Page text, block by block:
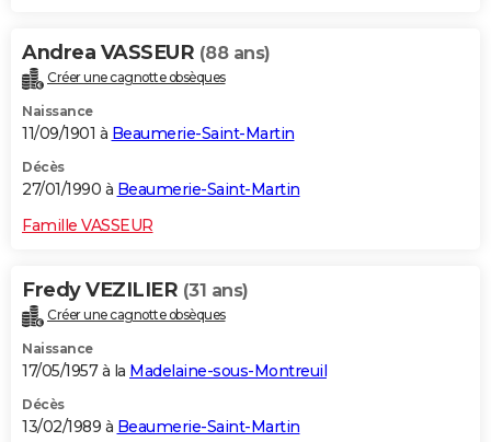
Andrea VASSEUR (88 ans)
Créer une cagnotte obsèques
Naissance
11/09/1901 à Beaumerie-Saint-Martin
Décès
27/01/1990 à Beaumerie-Saint-Martin
Famille VASSEUR
Fredy VEZILIER (31 ans)
Créer une cagnotte obsèques
Naissance
17/05/1957 à la Madelaine-sous-Montreuil
Décès
13/02/1989 à Beaumerie-Saint-Martin